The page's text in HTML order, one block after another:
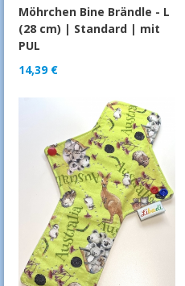
Möhrchen Bine Brändle - L
(28 cm) | Standard | mit
PUL
14,39 €